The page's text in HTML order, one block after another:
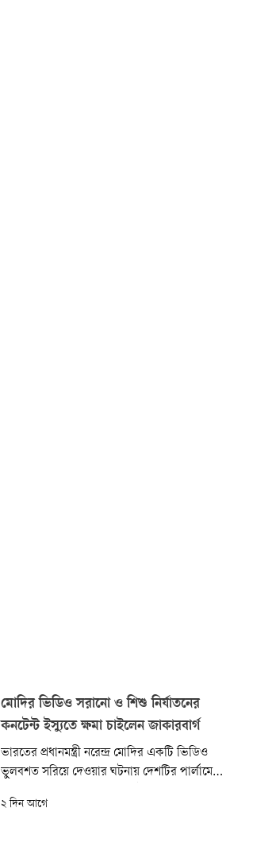
মোদির ভিডিও সরানো ও শিশু নির্যাতনের
কনটেন্ট ইস্যুতে ক্ষমা চাইলেন জাকারবার্গ
ভারতের প্রধানমন্ত্রী নরেন্দ্র মোদির একটি ভিডিও
ভুলবশত সরিয়ে দেওয়ার ঘটনায় দেশটির পার্লামেন্টারি
জাকারবার্গ। একই সঙ্গে শিশু যৌন নির্যাতনসংক্রান্ত
২ দিন আগে